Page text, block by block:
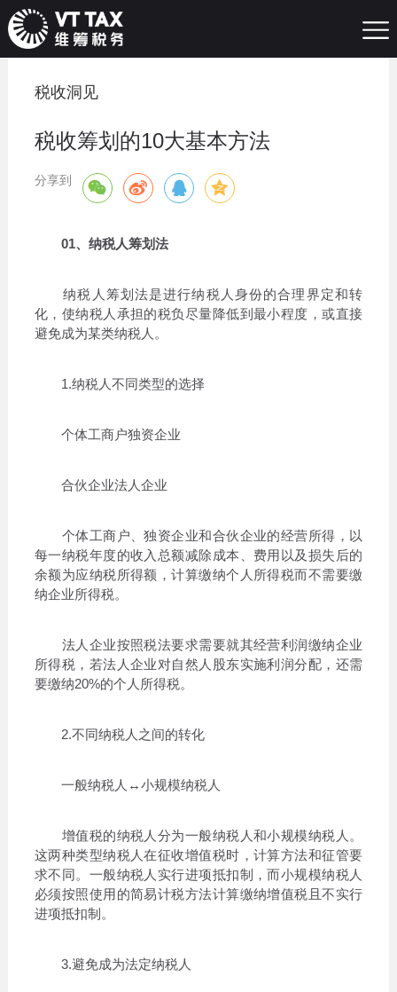
税收洞见
税收筹划的10大基本方法
分享到
01、纳税人筹划法
纳税人筹划法是进行纳税人身份的合理界定和转
化，使纳税人承担的税负尽量降低到最小程度，或直接
避免成为某类纳税人。
1.纳税人不同类型的选择
个体工商户独资企业
合伙企业法人企业
个体工商户、独资企业和合伙企业的经营所得，以
每一纳税年度的收入总额减除成本、费用以及损失后的
余额为应纳税所得额，计算缴纳个人所得税而不需要缴
纳企业所得税。
法人企业按照税法要求需要就其经营利润缴纳企业
所得税，若法人企业对自然人股东实施利润分配，还需
要缴纳20%的个人所得税。
2.不同纳税人之间的转化
一般纳税人↔小规模纳税人
增值税的纳税人分为一般纳税人和小规模纳税人。
这两种类型纳税人在征收增值税时，计算方法和征管要
求不同。一般纳税人实行进项抵扣制，而小规模纳税人
必须按照使用的简易计税方法计算缴纳增值税且不实行
进项抵扣制。
3.避免成为法定纳税人